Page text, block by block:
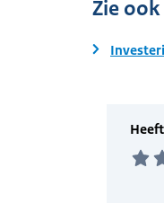
Zie ook